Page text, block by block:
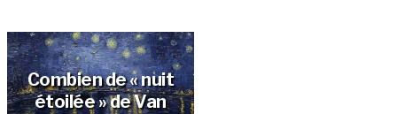
Combien de « nuit
étoilée » de Van